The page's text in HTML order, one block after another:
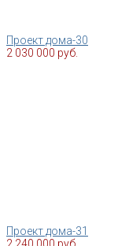
Проект дома-30
2 030 000 руб.
Проект дома-31